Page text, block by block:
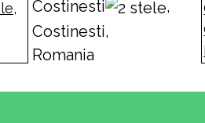
Costinesti
,
Costinesti,
Romania